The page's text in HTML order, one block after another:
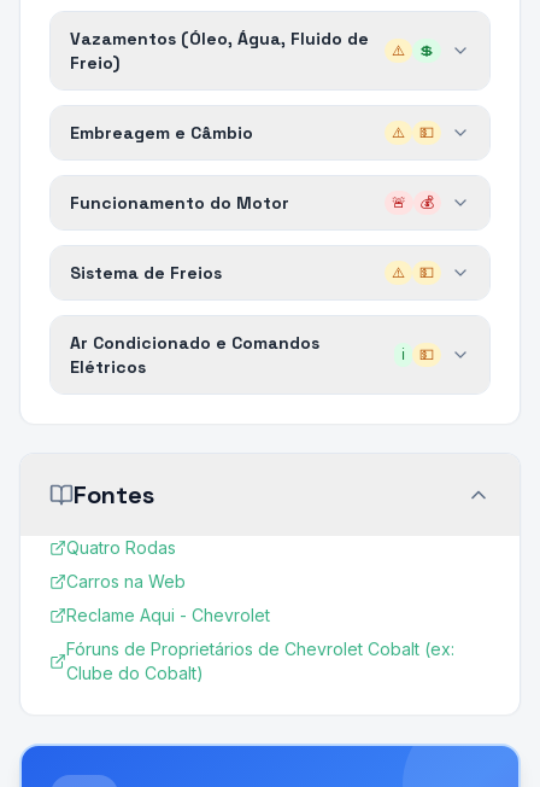
Vazamentos (Óleo, Água, Fluido de
Freio)
⚠️ 💲
Embreagem e Câmbio ⚠️ 💵
Funcionamento do Motor 🚨 💰
Sistema de Freios ⚠️ 💵
Ar Condicionado e Comandos
Elétricos
ℹ️ 💵
Fontes
Quatro Rodas
Carros na Web
Reclame Aqui - Chevrolet
Fóruns de Proprietários de Chevrolet Cobalt (ex:
Clube do Cobalt)